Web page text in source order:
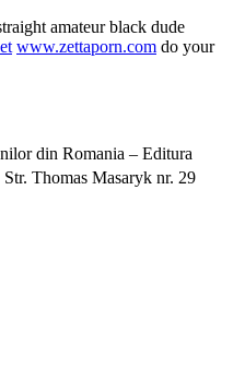
amateur black dude
www.zettaporn.com do your
din Romania – Editura
Thomas Masaryk nr. 29